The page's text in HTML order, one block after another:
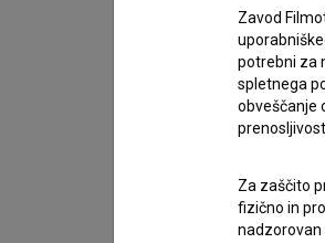
Sobota, 13. junij19.00
Nedelja, 14. junij19.00
Zavod
potrebni za
spletnega
obveščanje
Za zaščito
fizično in
nadzorovan